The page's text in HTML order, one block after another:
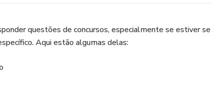
questões de concursos, especialmente se estiver se
Aqui estão algumas delas: